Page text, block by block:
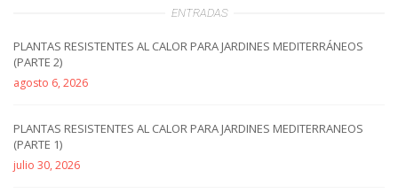
ENTRADAS
PLANTAS RESISTENTES AL CALOR PARA JARDINES MEDITERRÁNEOS
(PARTE 2)
agosto 6, 2026
PLANTAS RESISTENTES AL CALOR PARA JARDINES MEDITERRANEOS
(PARTE 1)
julio 30, 2026